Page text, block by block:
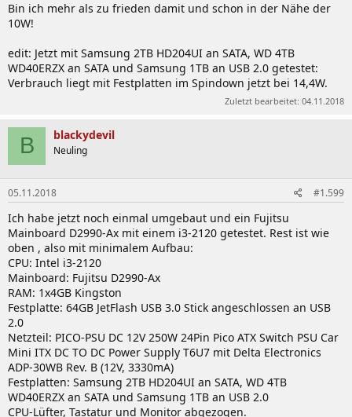
Bin ich mehr als zu frieden damit und schon in der Nähe der
10W!
edit: Jetzt mit Samsung 2TB HD204UI an SATA, WD 4TB
WD40ERZX an SATA und Samsung 1TB an USB 2.0 getestet:
Verbrauch liegt mit Festplatten im Spindown jetzt bei 14,4W.
Zuletzt bearbeitet: 04.11.2018
B blackydevil
Neuling
05.11.2018 #1.599
Ich habe jetzt noch einmal umgebaut und ein Fujitsu
Mainboard D2990-Ax mit einem i3-2120 getestet. Rest ist wie
oben , also mit minimalem Aufbau:
CPU: Intel i3-2120
Mainboard: Fujitsu D2990-Ax
RAM: 1x4GB Kingston
Festplatte: 64GB JetFlash USB 3.0 Stick angeschlossen an USB
2.0
Netzteil: PICO-PSU DC 12V 250W 24Pin Pico ATX Switch PSU Car
Mini ITX DC TO DC Power Supply T6U7 mit Delta Electronics
ADP-30WB Rev. B (12V, 3330mA)
Festplatten: Samsung 2TB HD204UI an SATA, WD 4TB
WD40ERZX an SATA und Samsung 1TB an USB 2.0
CPU-Lüfter, Tastatur und Monitor abgezogen.